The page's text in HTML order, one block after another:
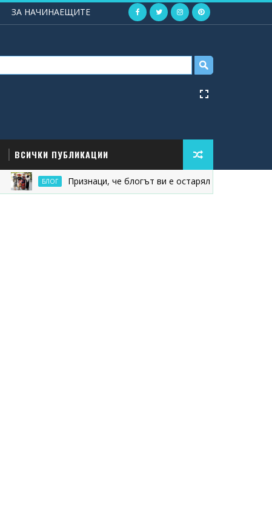
ЗА НАЧИНАЕЩИТЕ
ВСИЧКИ ПУБЛИКАЦИИ
БЛОГ Признаци, че блогът ви е остарял